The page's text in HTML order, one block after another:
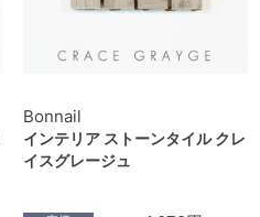
Bonnail
インテリア ストーンタイル クレ
イスグレージュ